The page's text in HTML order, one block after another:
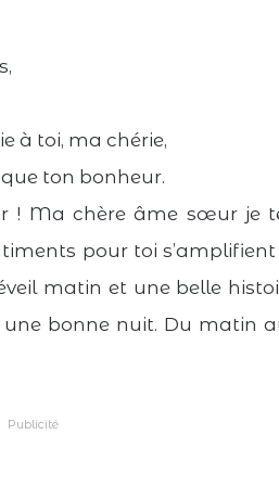
à toi, ma chérie,
ton bonheur.
Ma chère âme sœur je
pour toi
matin et une belle
bonne nuit. Du matin
Publicité